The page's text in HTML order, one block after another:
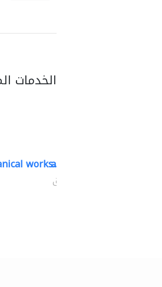
الخدمات
works..aikah establishment
مقاولون لمكافحة الحريق